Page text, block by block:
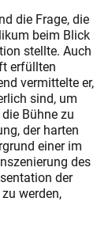
die Frage, die
beim Blick
stellte. Auch
erfüllten
vermittelte er,
sind, um
Bühne zu
der harten
einer im
des
der
werden,